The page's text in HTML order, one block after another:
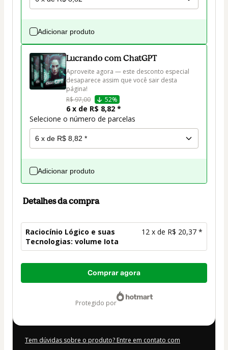
Adicionar produto
Lucrando com ChatGPT
Aproveite agora — este desconto especial
desaparece assim que você sair desta
página!
R$ 97,00
52%
6 x de R$ 8,82 *
Selecione o número de parcelas
Adicionar produto
Detalhes da compra
Raciocínio Lógico e suas
Tecnologias: volume Iota
12 x de R$ 20,37 *
Total
Comprar agora
protegido por
Tem dúvidas sobre o produto? Entre em contato com